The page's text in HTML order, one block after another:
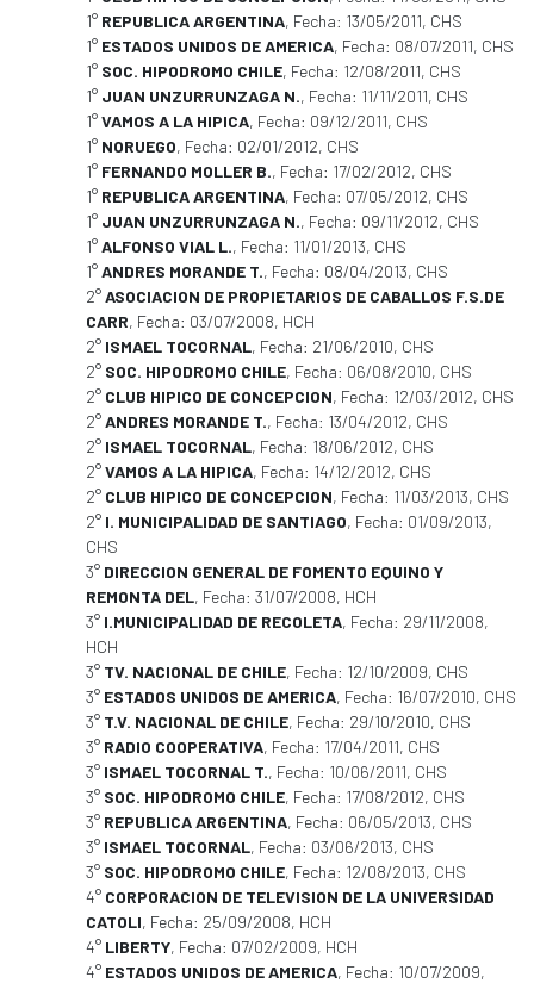
1° REPUBLICA ARGENTINA, Fecha: 13/05/2011, CHS
1° ESTADOS UNIDOS DE AMERICA, Fecha: 08/07/2011, CHS
1° SOC. HIPODROMO CHILE, Fecha: 12/08/2011, CHS
1° JUAN UNZURRUNZAGA N., Fecha: 11/11/2011, CHS
1°VAMOS A LA HIPICA, Fecha: 09/12/2011, CHS
1° NORUEGO, Fecha: 02/01/2012, CHS
1° FERNANDO MOLLER B., Fecha: 17/02/2012, CHS
1° REPUBLICA ARGENTINA, Fecha: 07/05/2012, CHS
1° JUAN UNZURRUNZAGA N., Fecha: 09/11/2012, CHS
1°ALFONSO VIAL L., Fecha: 11/01/2013, CHS
1°ANDRES MORANDE T., Fecha: 08/04/2013, CHS
2°ASOCIACION DE PROPIETARIOS DE CABALLOS F.S.DE
CARR, Fecha: 03/07/2008, HCH
2° ISMAEL TOCORNAL, Fecha: 21/06/2010, CHS
2° SOC. HIPODROMO CHILE, Fecha: 06/08/2010, CHS
2° CLUB HIPICO DE CONCEPCION, Fecha: 12/03/2012, CHS
2°ANDRES MORANDE T., Fecha: 13/04/2012, CHS
2° ISMAEL TOCORNAL, Fecha: 18/06/2012, CHS
2°VAMOS A LA HIPICA, Fecha: 14/12/2012, CHS
2° CLUB HIPICO DE CONCEPCION, Fecha: 11/03/2013, CHS
2° I. MUNICIPALIDAD DE SANTIAGO, Fecha: 01/09/2013,
CHS
3° DIRECCION GENERAL DE FOMENTO EQUINO Y
REMONTA DEL, Fecha: 31/07/2008, HCH
3° I.MUNICIPALIDAD DE RECOLETA, Fecha: 29/11/2008,
HCH
3° TV. NACIONAL DE CHILE, Fecha: 12/10/2009, CHS
3° ESTADOS UNIDOS DE AMERICA, Fecha: 16/07/2010, CHS
3° T.V. NACIONAL DE CHILE, Fecha: 29/10/2010, CHS
3° RADIO COOPERATIVA, Fecha: 17/04/2011, CHS
3° ISMAEL TOCORNAL T., Fecha: 10/06/2011, CHS
3° SOC. HIPODROMO CHILE, Fecha: 17/08/2012, CHS
3° REPUBLICA ARGENTINA, Fecha: 06/05/2013, CHS
3° ISMAEL TOCORNAL, Fecha: 03/06/2013, CHS
3° SOC. HIPODROMO CHILE, Fecha: 12/08/2013, CHS
4° CORPORACION DE TELEVISION DE LA UNIVERSIDAD
CATOLI, Fecha: 25/09/2008, HCH
4° LIBERTY, Fecha: 07/02/2009, HCH
4° ESTADOS UNIDOS DE AMERICA, Fecha: 10/07/2009,